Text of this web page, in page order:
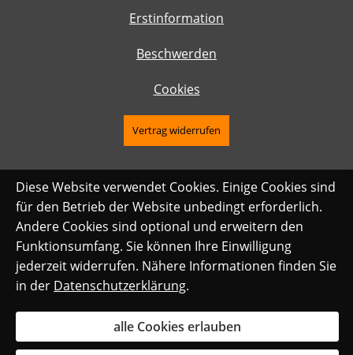
Erstinformation
Beschwerden
Cookies
Vertrag widerrufen
Diese Website verwendet Cookies. Einige Cookies sind
für den Betrieb der Website unbedingt erforderlich.
Andere Cookies sind optional und erweitern den
Funktionsumfang. Sie können Ihre Einwilligung
jederzeit widerrufen. Nähere Informationen finden Sie
in der Datenschutzerklärung.
alle Cookies erlauben